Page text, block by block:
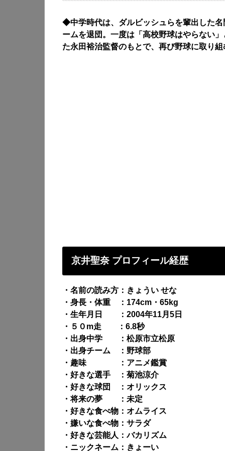
◆中学時代は、ダルビッシュらを輩出した
ームを退団。一度は「高校野球はやらない
た永田裕治監督のもとで、再び野球に取り
京井聖奈 プロフィール経歴
・名前の読み方：きょうい せな
・身長・体重 ：174cm・65kg
・生年月日 ：2004年11月5日
・５０m走 ：6.8秒
・出身中学 ：松原市立松原
・出身チーム ：野球部
・趣味 ：アニメ鑑賞
・好きな選手 ：菊池涼介
・好きな球団 ：オリックス
・将来の夢 ：未定
・好きな食べ物：オムライス
・嫌いな食べ物：サラダ
・好きな芸能人：バカリズム
・ニックネーム：きょーい